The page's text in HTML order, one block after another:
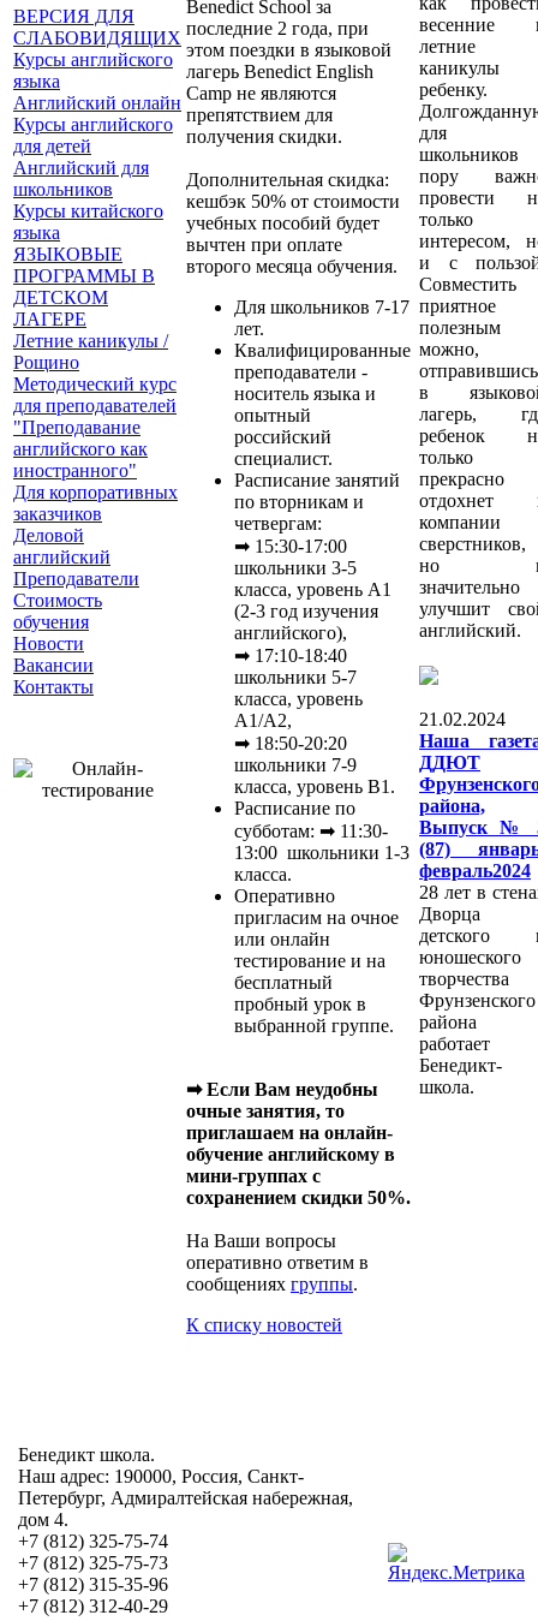
ВЕРСИЯ ДЛЯ
СЛАБОВИДЯЩИХ
Курсы английского
языка
Английский онлайн
Курсы английского
для детей
Английский для
школьников
Курсы китайского
языка
ЯЗЫКОВЫЕ
ПРОГРАММЫ В
ДЕТСКОМ
ЛАГЕРЕ
Летние каникулы /
Рощино
Методический курс
для преподавателей
"Преподавание
английского как
иностранного"
Для корпоративных
заказчиков
Деловой
английский
Преподаватели
Стоимость
обучения
Новости
Вакансии
Контакты
Benedict School за
последние 2 года, при
этом поездки в языковой
лагерь Benedict English
Camp не являются
препятствием для
получения скидки.
Дополнительная скидка:
кешбэк 50% от стоимости
учебных пособий будет
вычтен при оплате
второго месяца обучения.
Для школьников 7-17
лет.
Квалифицированные
преподаватели -
носитель языка и
опытный
российский
специалист.
Расписание занятий
по вторникам и
четвергам:
➡ 15:30-17:00
школьники 3-5
класса, уровень A1
(2-3 год изучения
английского),
➡ 17:10-18:40
школьники 5-7
класса, уровень
A1/A2,
➡ 18:50-20:20
школьники 7-9
класса, уровень B1.
Расписание по
субботам: ➡ 11:30-
13:00 школьники 1-3
класса.
Оперативно
пригласим на очное
или онлайн
тестирование и на
бесплатный
пробный урок в
выбранной группе.
➡ Если Вам неудобны
очные занятия, то
приглашаем на онлайн-
обучение английскому в
мини-группах с
сохранением скидки 50%.
На Ваши вопросы
оперативно ответим в
сообщениях группы.
К списку новостей
весенние
летние
каникулы
ребенку.
для
школьников
пору
провести
только
интересом,
и с
Совместить
приятное
полезным
можно,
отправившись
в
лагерь,
ребенок
только
прекрасно
отдохнет
компании
сверстников,
но
значительно
улучшит
английский.
21.02.2024
Наша
ДДЮТ
района,
Выпуск №
(87)
февраль2024
28 лет в
Дворца
детского
юношеского
творчества
Фрунзенского
района
работает
Бенедикт-
школа.
Бенедикт школа.
Наш адрес: 190000, Россия, Санкт-
Петербург, Адмиралтейская набережная,
дом 4.
+7 (812) 325-75-74
+7 (812) 325-75-73
+7 (812) 315-35-96
+7 (812) 312-40-29